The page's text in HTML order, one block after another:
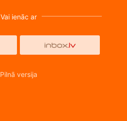
Vai ienāc ar
Pilnā versija